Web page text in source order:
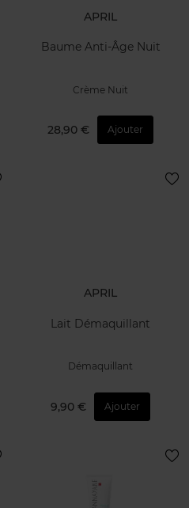
APRIL
Baume Anti-Âge Nuit
Crème Nuit
28,90 € Ajouter
APRIL
Lait Démaquillant
Démaquillant
9,90 € Ajouter